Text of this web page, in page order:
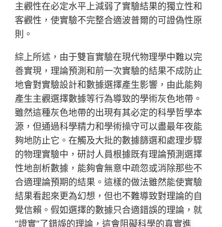
主觀性在必定水平上減弱了實驗結果的獨立性和
客觀性，使實驗不完整合適波普爾的可證偽性原
則。
綜上所述，由于雙盲實驗在現代物理學中難以完
善實現，理論預測和前一次實驗的結果不成防止
地會對實驗設計和數據選擇產生影響，由此能夠
產生主觀選擇數據等行為導致的學術灰色地帶。
雖然這種灰色地帶的出現有其必定的科學哲學本
源，但通過科學精力和學術操守可以盡最年夜能
夠地防止它。在觸及大批的數據篩選和處理步驟
的物理實驗中，研討人員根據既有理論預測選擇
性地剖析數據，能夠會無意中疏忽或消除那些不
合適理論預期的結果。這樣的做法雖然能使實驗
結果看起來更為幻想，但也不難導致對理論的自
覺信賴。假如選擇的數據只合適錯誤的理論，就
“證實”了錯誤的理論，這會阻礙科學的真實進